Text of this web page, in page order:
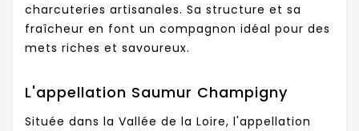
charcuteries artisanales. Sa structure et sa
fraîcheur en font un compagnon idéal pour des
mets riches et savoureux.
L'appellation Saumur Champigny
Située dans la Vallée de la Loire, l'appellation